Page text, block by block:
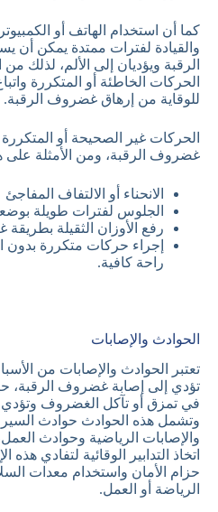
كما أن استخدام الهاتف أو
والقيادة لفترات ممتدة يمكن أن
الرقبة ويؤديان إلى الألم، لذلك
الحركات الخاطئة أو المتكررة
للوقاية من إرهاق غضروف الرقبة.
الحركات غير الصحيحة أو
غضروف الرقبة، ومن الأمثلة على
الانحناء أو الالتفاف المفاجئ
الجلوس لفترات طويلة
رفع الأوزان الثقيلة
إجراء حركات متكررة
راحة كافية.
الحوادث والإصابات
تعتبر الحوادث والإصابات من
تؤدي إلى إصابة غضروف الرقبة،
في تمزق أو تآكل الغضروف وتؤدي
وتشمل هذه الحوادث حوادث
والإصابات الرياضية وحوادث
اتخاذ التدابير الوقائية لتفادي هذه
حزام الأمان واستخدام معدات
الرياضة أو العمل.